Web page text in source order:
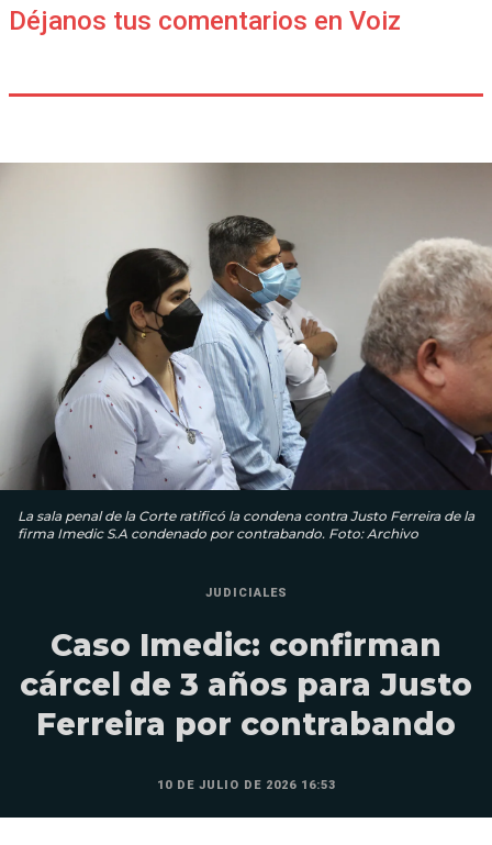
Déjanos tus comentarios en Voiz
La sala penal de la Corte ratificó la condena contra Justo Ferreira de la
firma Imedic S.A condenado por contrabando. Foto: Archivo
JUDICIALES
Caso Imedic: confirman
cárcel de 3 años para Justo
Ferreira por contrabando
10 DE JULIO DE 2026 16:53